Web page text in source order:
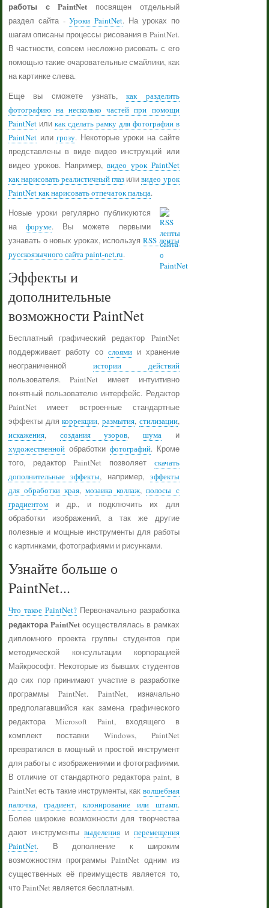
работы с PaintNet посвящен отдельный
раздел сайта -Уроки PaintNet. На уроках по
шагам описаны процессы рисования в PaintNet.
В частности, совсем несложно рисовать с его
помощью такие очаровательные смайлики, как
на картинке слева.
Еще вы сможете узнать,как разделить
фотографию на несколько частей при помощи
PaintNetили как сделать рамку для фотографии в
PaintNetилигрозу. Некоторые уроки на сайте
представлены в виде видео инструкций или
видео уроков. Например, видео урок PaintNet
как нарисовать реалистичный глаз иливидео урок
PaintNet как нарисовать отпечаток пальца.
Новые уроки регулярно публикуются
нафоруме. Вы можете первыми
узнавать о новых уроках, используя RSS ленты
русскоязычного сайта paint-net.ru.
Эффекты и
дополнительные
возможности PaintNet
Бесплатный графический редактор PaintNet
поддерживает работу со слоямии хранение
неограниченной истории действий
пользователя. PaintNet имеет интуитивно
понятный пользователю интерфейс. Редактор
PaintNet имеет встроенные стандартные
эффекты длякоррекции, размытия, стилизации,
искажения, создания узоров, шумаи
художественнойобработки фотографий. Кроме
того, редактор PaintNet позволяет скачать
дополнительные эффекты, например, эффекты
для обработки края,мозаика коллаж,полосы с
градиентоми др., и подключить их для
обработки изображений, а так же другие
полезные и мощные инструменты для работы
с картинками, фотографиями и рисунками.
Узнайте больше о
PaintNet...
Что такое PaintNet?Первоначально разработка
редактора PaintNet осуществлялась в рамках
дипломного проекта группы студентов при
методической консультации корпорацией
Майкрософт. Некоторые из бывших студентов
до сих пор принимают участие в разработке
программы PaintNet. PaintNet, изначально
предполагавшийся как замена графического
редактора Microsoft Paint, входящего в
комплект поставки Windows, PaintNet
превратился в мощный и простой инструмент
для работы с изображениями и фотографиями.
В отличие от стандартного редактора paint, в
PaintNet есть такие инструменты, как волшебная
палочка, градиент, клонирование или штамп.
Более широкие возможности для творчества
дают инструменты выделенияи перемещения
PaintNet. В дополнение к широким
возможностям программы PaintNet одним из
существенных её преимуществ является то,
что PaintNet является бесплатным.